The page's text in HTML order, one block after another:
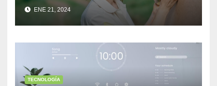
ENE 21, 2024
TECNOLOGÍA